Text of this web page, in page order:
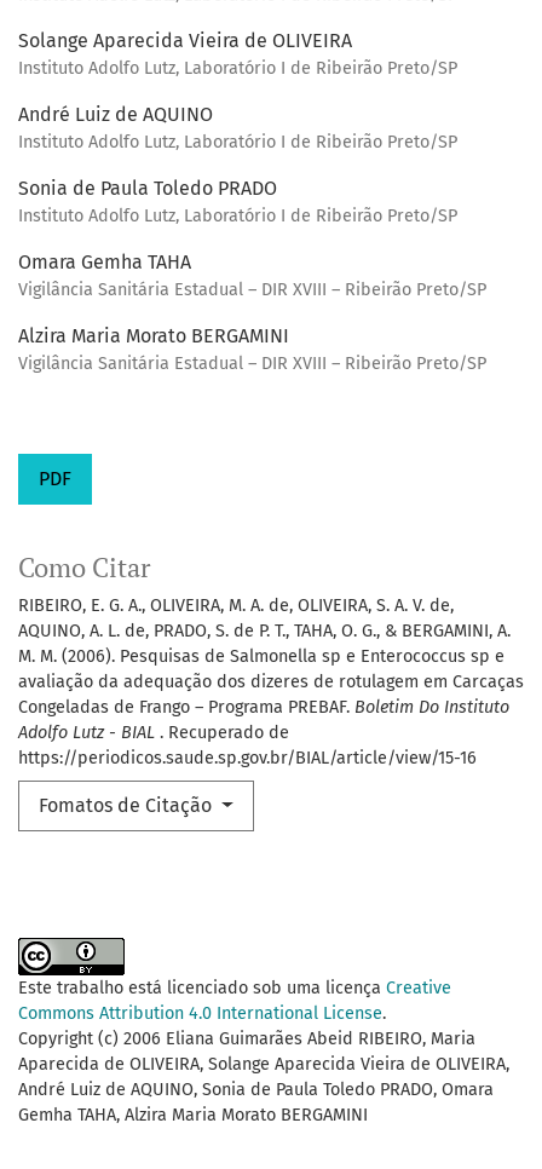
Solange Aparecida Vieira de OLIVEIRA
Instituto Adolfo Lutz, Laboratório I de Ribeirão Preto/SP
André Luiz de AQUINO
Instituto Adolfo Lutz, Laboratório I de Ribeirão Preto/SP
Sonia de Paula Toledo PRADO
Instituto Adolfo Lutz, Laboratório I de Ribeirão Preto/SP
Omara Gemha TAHA
Vigilância Sanitária Estadual – DIR XVIII – Ribeirão Preto/SP
Alzira Maria Morato BERGAMINI
Vigilância Sanitária Estadual – DIR XVIII – Ribeirão Preto/SP
PDF
Como Citar
RIBEIRO, E. G. A., OLIVEIRA, M. A. de, OLIVEIRA, S. A. V. de,
AQUINO, A. L. de, PRADO, S. de P. T., TAHA, O. G., & BERGAMINI, A.
M. M. (2006). Pesquisas de Salmonella sp e Enterococcus sp e
avaliação da adequação dos dizeres de rotulagem em Carcaças
Congeladas de Frango – Programa PREBAF. Boletim Do Instituto
Adolfo Lutz - BIAL . Recuperado de
https://periodicos.saude.sp.gov.br/BIAL/article/view/15-16
Fomatos de Citação
Este trabalho está licenciado sob uma licença Creative
Commons Attribution 4.0 International License.
Copyright (c) 2006 Eliana Guimarães Abeid RIBEIRO, Maria
Aparecida de OLIVEIRA, Solange Aparecida Vieira de OLIVEIRA,
André Luiz de AQUINO, Sonia de Paula Toledo PRADO, Omara
Gemha TAHA, Alzira Maria Morato BERGAMINI